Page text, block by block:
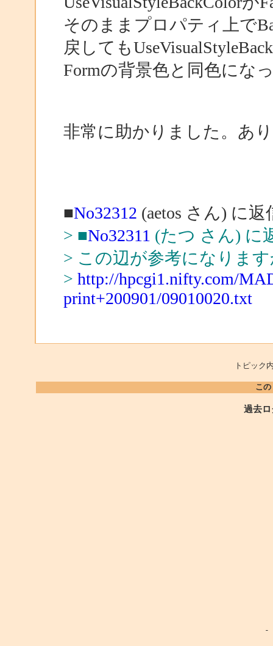
そのままプロパティ上で
戻しても
Formの背景色と同色にな
非常に助かりました。あ
■No32312 (aetos さん) に返
> ■No32311 (たつ さん) に
> この辺が参考になりま
> http://hpcgi1.nifty.com/
print+200901/09010020.txt
トピッ
こ
過去